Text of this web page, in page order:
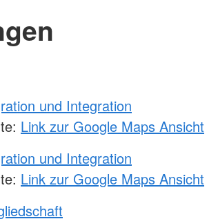
und Integration
Link zur Google Maps Ansicht
und Integration
Link zur Google Maps Ansicht